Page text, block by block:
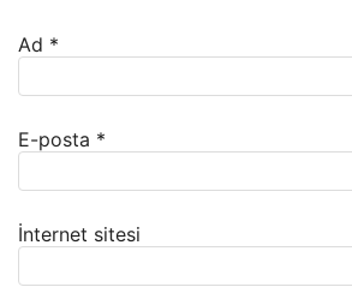
Ad *
E-posta *
İnternet sitesi